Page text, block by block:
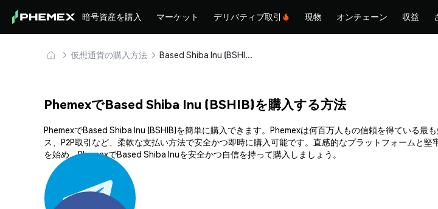
暗号資産を購入 マーケット デリバティブ取引 現物 オンチェーン 収益
仮想通貨の購入方法 Based Shiba Inu (BSHIB) を安全に購入・保管
PhemexでBased Shiba Inu (BSHIB)を購入する方法
PhemexでBased Shiba Inu (BSHIB)を簡単に購入できます。Phemexは何百万人もの信頼を得ている
ス、P2P取引など、柔軟な支払い方法で安全かつ即時に購入可能です。直感的なプラットフォームと
を始め、PhemexでBased Shiba Inuを安全かつ自信を持って購入しましょう。